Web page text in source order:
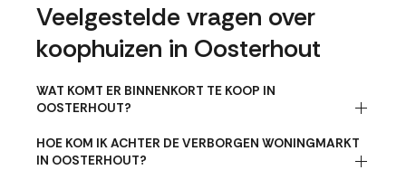
Veelgestelde vragen over
koophuizen in Oosterhout
WAT KOMT ER BINNENKORT TE KOOP IN
OOSTERHOUT?
HOE KOM IK ACHTER DE VERBORGEN WONINGMARKT
IN OOSTERHOUT?